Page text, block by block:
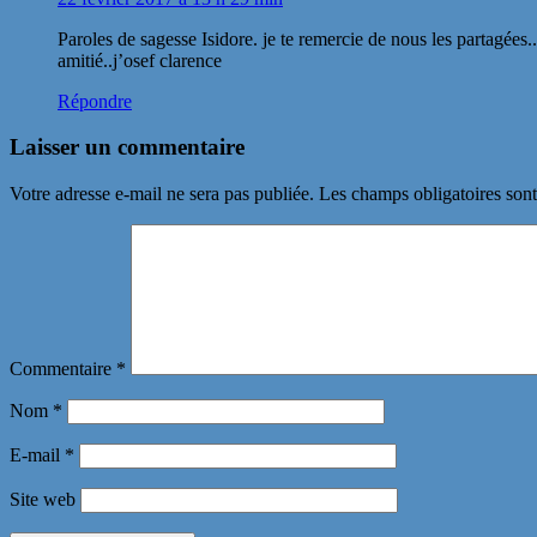
Paroles de sagesse Isidore. je te remercie de nous les partagées..
amitié..j’osef clarence
Répondre
Laisser un commentaire
Votre adresse e-mail ne sera pas publiée. Les champs obligatoires
Commentaire *
Nom *
E-mail *
Site web